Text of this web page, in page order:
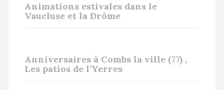
Animations estivales dans le
Vaucluse et la Drôme
Anniversaires à Combs la ville (77) ,
Les patios de l’Yerres